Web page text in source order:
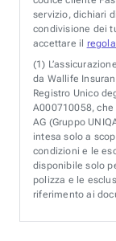
servizio, dichiari
condivisione dei
accettare il
(1)
da Wallife
Registro Unico
A000710058,
AG (Gruppo
intesa solo a
condizioni e le
disponibile solo
polizza e le
riferimento ai